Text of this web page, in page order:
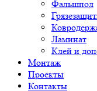
Фальшпол
Ламинат
Клей и
Монтаж
Проекты
Контакты